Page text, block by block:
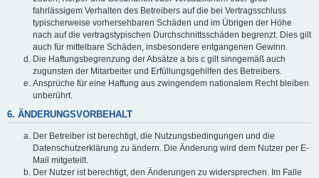
fahrlässigem Verhalten des Betreibers auf die bei Vertragsschluss
typischerweise vorhersehbaren Schäden und im Übrigen der Höhe
nach auf die vertragstypischen Durchschnittsschäden begrenzt. Dies gilt
auch für mittelbare Schäden, insbesondere entgangenen Gewinn.
Die Haftungsbegrenzung der Absätze a bis c gilt sinngemäß auch
zugunsten der Mitarbeiter und Erfüllungsgehilfen des Betreibers.
Ansprüche für eine Haftung aus zwingendem nationalem Recht bleiben
unberührt.
6. ÄNDERUNGSVORBEHALT
Der Betreiber ist berechtigt, die Nutzungsbedingungen und die
Datenschutzerklärung zu ändern. Die Änderung wird dem Nutzer per E-
Mail mitgeteilt.
Der Nutzer ist berechtigt, den Änderungen zu widersprechen. Im Falle